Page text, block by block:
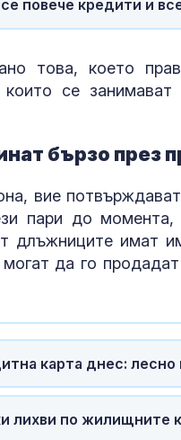
повече кредити и
това, което
се
бързо през
вие
пари до
длъжниците имат
да го
карта днес: лесно
лихви по жилищните